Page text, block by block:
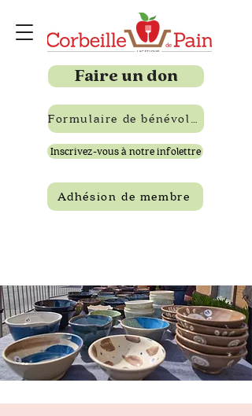
Faire un don
Inscrivez-vous à notre infolettre
Formulaire de bénévolat
Adhésion de membre